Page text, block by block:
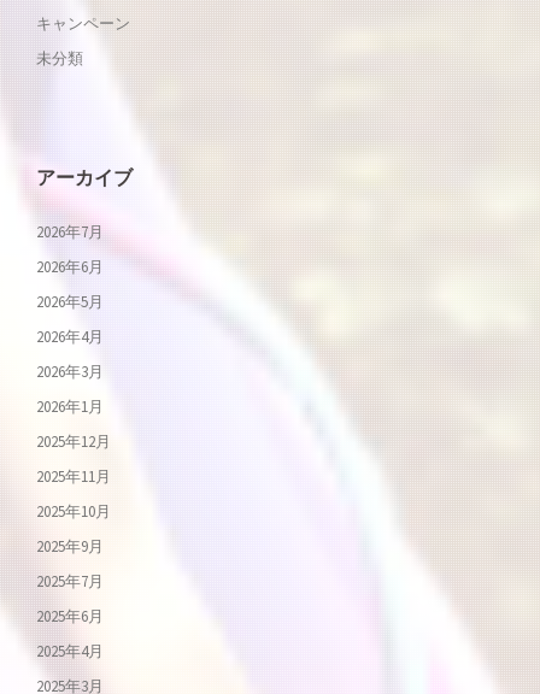
キャンペーン
未分類
アーカイブ
2026年7月
2026年6月
2026年5月
2026年4月
2026年3月
2026年1月
2025年12月
2025年11月
2025年10月
2025年9月
2025年7月
2025年6月
2025年4月
2025年3月